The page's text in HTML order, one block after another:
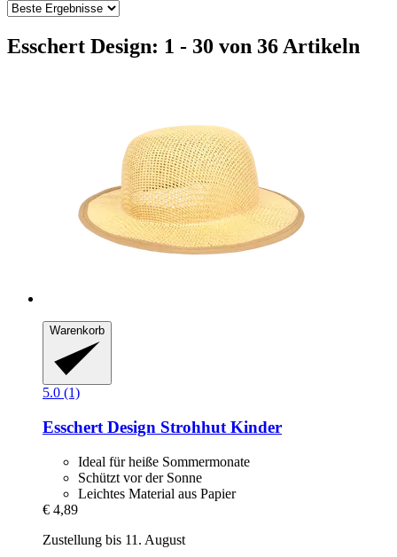
Esschert Design: 1 - 30 von 36 Artikeln
Warenkorb
5.0 (1)
Esschert Design Strohhut Kinder
Ideal für heiße Sommermonate
Schützt vor der Sonne
Leichtes Material aus Papier
€ 4,89
Zustellung bis 11. August